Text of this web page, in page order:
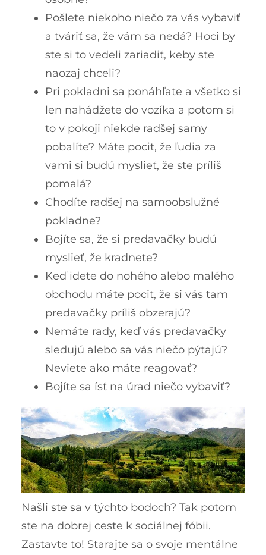
Pošlete niekoho niečo za vás vybaviť
a tváriť sa, že vám sa nedá? Hoci by
ste si to vedeli zariadiť, keby ste
naozaj chceli?
Pri pokladni sa ponáhľate a všetko si
len nahádžete do vozíka a potom si
to v pokoji niekde radšej samy
pobalíte? Máte pocit, že ľudia za
vami si budú myslieť, že ste príliš
pomalá?
Chodíte radšej na samoobslužné
pokladne?
Bojíte sa, že si predavačky budú
myslieť, že kradnete?
Keď idete do nohého alebo malého
obchodu máte pocit, že si vás tam
predavačky príliš obzerajú?
Nemáte rady, keď vás predavačky
sledujú alebo sa vás niečo pýtajú?
Neviete ako máte reagovať?
Bojíte sa ísť na úrad niečo vybaviť?
Našli ste sa v týchto bodoch? Tak potom
ste na dobrej ceste k sociálnej fóbii.
Zastavte to! Starajte sa o svoje mentálne